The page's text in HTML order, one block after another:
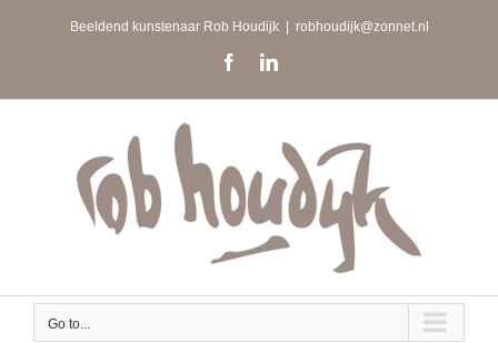
Beeldend kunstenaar Rob Houdijk robhoudijk@zonnet.nl
FacebookLinkedIn
Go to...